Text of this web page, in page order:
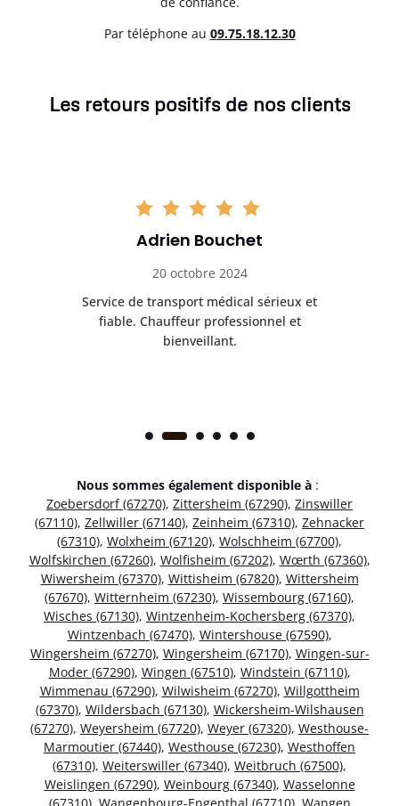
Par téléphone au 09.75.18.12.30
Les retours positifs de nos clients
Adrien Bouchet
20 octobre 2024
Service de transport médical sérieux et
fiable. Chauffeur professionnel et
bienveillant.
Nous sommes également disponible à :
Zoebersdorf (67270), Zittersheim (67290), Zinswiller
(67110), Zellwiller (67140), Zeinheim (67310), Zehnacker
(67310), Wolxheim (67120), Wolschheim (67700),
Wolfskirchen (67260), Wolfisheim (67202), Wœrth (67360),
Wiwersheim (67370), Wittisheim (67820), Wittersheim
(67670), Witternheim (67230), Wissembourg (67160),
Wisches (67130), Wintzenheim-Kochersberg (67370),
Wintzenbach (67470), Wintershouse (67590),
Wingersheim (67270), Wingersheim (67170), Wingen-sur-
Moder (67290), Wingen (67510), Windstein (67110),
Wimmenau (67290), Wilwisheim (67270), Willgottheim
(67370), Wildersbach (67130), Wickersheim-Wilshausen
(67270), Weyersheim (67720), Weyer (67320), Westhouse-
Marmoutier (67440), Westhouse (67230), Westhoffen
(67310), Weiterswiller (67340), Weitbruch (67500),
Weislingen (67290), Weinbourg (67340), Wasselonne